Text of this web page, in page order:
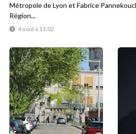
4 août à 11:02
Métropole de Lyon et Fabrice
Région...